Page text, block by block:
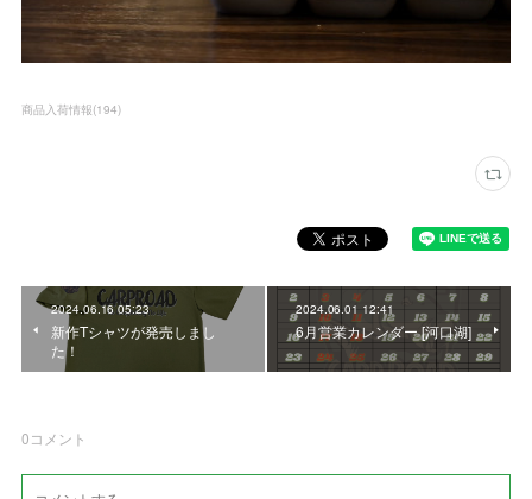
商品入荷情報(194)
2024.06.16 05:23
新作Tシャツが発売しまし
た！
2024.06.01 12:41
6月営業カレンダー [河口湖]
0コメント